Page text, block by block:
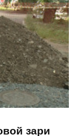
зари